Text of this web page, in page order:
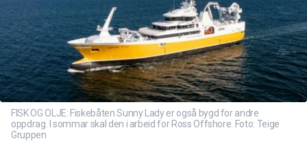
FISK OG OLJE: Fiskebåten Sunny Lady er også bygd for andre
oppdrag. I sommar skal den i arbeid for Ross Offshore. Foto: Teige
Gruppen